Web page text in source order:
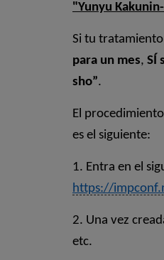
"Yunyu
Si tu
para un mes, SÍ
sho”.
El
es el siguiente:
1. Entra en el
https://
2. Una vez
etc.